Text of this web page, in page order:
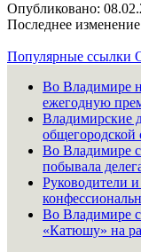
Опубликовано:
Последнее
Популярные ссылки
Во Владимире
ежегодную
Владимирские
общегородской
Во Владимире
побывала
Руководители
Во Владимире
«Катюшу» на